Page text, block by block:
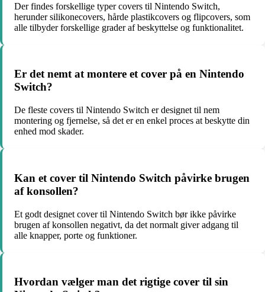
Der findes forskellige typer covers til Nintendo Switch,
herunder silikonecovers, hårde plastikcovers og flipcovers, som
alle tilbyder forskellige grader af beskyttelse og funktionalitet.
Er det nemt at montere et cover på en Nintendo
Switch?
De fleste covers til Nintendo Switch er designet til nem
montering og fjernelse, så det er en enkel proces at beskytte din
enhed mod skader.
Kan et cover til Nintendo Switch påvirke brugen
af konsollen?
Et godt designet cover til Nintendo Switch bør ikke påvirke
brugen af konsollen negativt, da det normalt giver adgang til
alle knapper, porte og funktioner.
Hvordan vælger man det rigtige cover til sin